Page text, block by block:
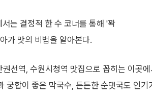
는 결정적 한 수 코너를 통해 '꽉
의 비법을 알아본다.
선역, 수원시청역 맛집으로 꼽히는 이곳에
궁합이 좋은 막국수, 든든한 순댓국도 인기